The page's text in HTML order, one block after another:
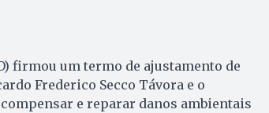
firmou um termo de ajustamento de
Frederico Secco Távora e o
e reparar danos ambientais